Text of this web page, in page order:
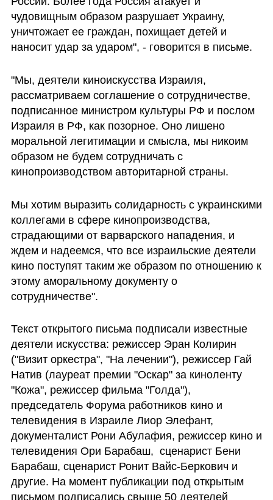
чудовищным образом разрушает Украину,
уничтожает ее граждан, похищает детей и
наносит удар за ударом", - говорится в письме.
"Мы, деятели киноискусства Израиля,
рассматриваем соглашение о сотрудничестве,
подписанное министром культуры РФ и послом
Израиля в РФ, как позорное. Оно лишено
моральной легитимации и смысла, мы никоим
образом не будем сотрудничать с
кинопроизводством авторитарной страны.
Мы хотим выразить солидарность с украинскими
коллегами в сфере кинопроизводства,
страдающими от варварского нападения, и
ждем и надеемся, что все израильские деятели
кино поступят таким же образом по отношению к
этому аморальному документу о
сотрудничестве".
Текст открытого письма подписали известные
деятели искусства: режиссер Эран Колирин
("Визит оркестра", "На лечении"), режиссер Гай
Натив (лауреат премии "Оскар" за киноленту
"Кожа", режиссер фильма "Голда"),
председатель Форума работников кино и
телевидения в Израиле Лиор Элефант,
документалист Рони Абулафия, режиссер кино и
телевидения Ори Барабаш,  сценарист Бени
Барабаш, сценарист Ронит Вайс-Беркович и
другие. На момент публикации под открытым
письмом подписались свыше 50 деятелей